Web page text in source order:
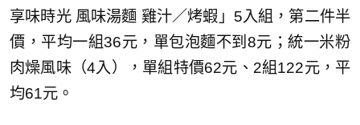
享味時光 風味湯麵 雞汁／烤蝦」5入組，第二件半
價，平均一組36元，單包泡麵不到8元；統一米粉
肉燥風味（4入），單組特價62元、2組122元，平
均61元。